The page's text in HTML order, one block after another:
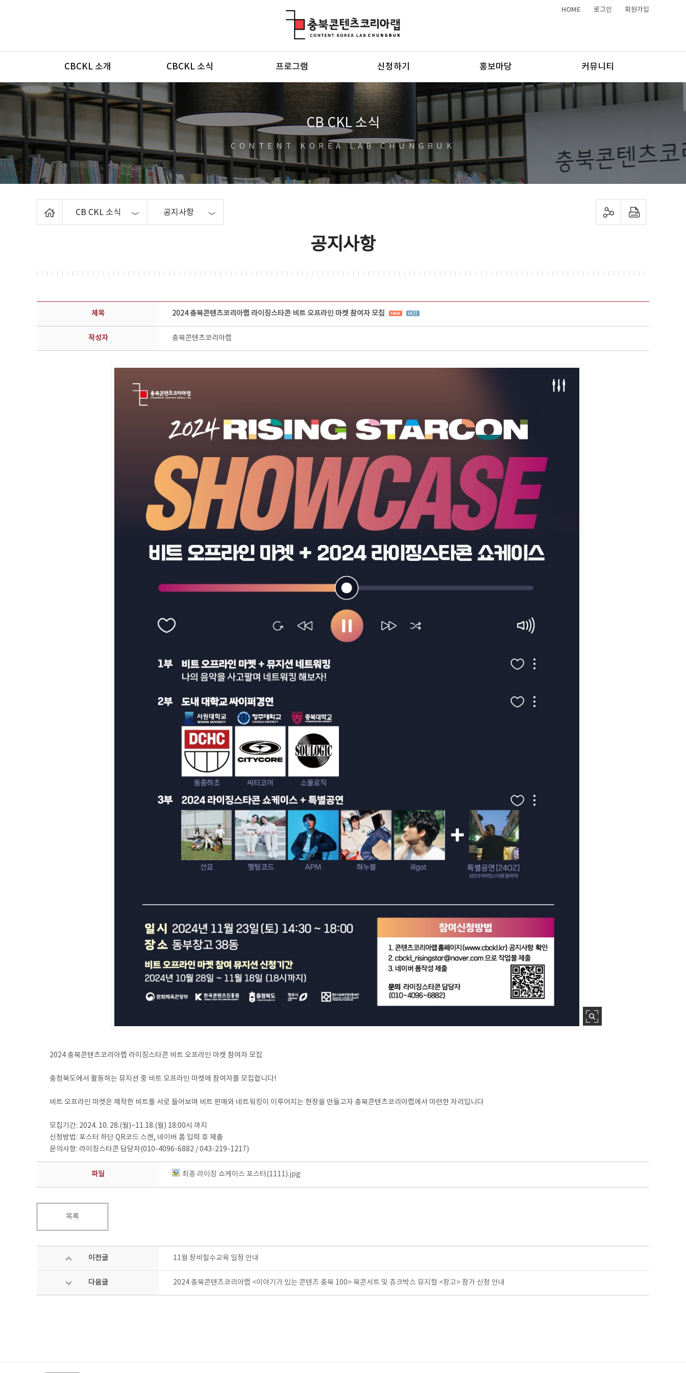
HOME 로그인 회원가입
메뉴
CBCKL 소개 CBCKL 소식 프로그램 신청하기 홍보마당 커뮤니티
CB CKL 소식
CONTENT KOREA LAB CHUNGBUK
CB CKL 소식 공지사항 sns 공유하기 프린트하기
공지사항
공지사항 상세보기 - 제목, 담당부서, 담당자, 담당연락처, 내용, 첨부파일 정보 제공
제목 2024 충북콘텐츠코리아랩 라이징스타콘 비트 오프라인 마켓 참여자 모집
작성자 충북콘텐츠코리아랩
2024 충북콘텐츠코리아랩 라이징스타콘 비트 오프라인 마켓 참여자 모집
충청북도에서 활동하는 뮤지션 중 비트 오프라인 마켓에 참여자를 모집합니다!
비트 오프라인 마켓은 제작한 비트를 서로 들어보며 비트 판매와 네트워킹이 이루어지는 현장을 만들고자 충북콘텐츠코리아랩에서 마련한 자리입니다
모집기간: 2024. 10. 28.(월)~11.18.(월) 18:00시 까지
신청방법: 포스터 하단 QR코드 스캔, 네이버 폼 입력 후 제출
문의사항: 라이징스타콘 담당자(010-4096-6882 / 043-219-1217)
파일 최종 라이징 쇼케이스 포스터(1111).jpg
목록
이전글 11월 장비필수교육 일정 안내
다음글 2024 충북콘텐츠코리아랩 <이야기가 있는 콘텐츠 충북 100> 북콘서트 및 쥬크박스 뮤지컬 <창고> 참가 신청 안내